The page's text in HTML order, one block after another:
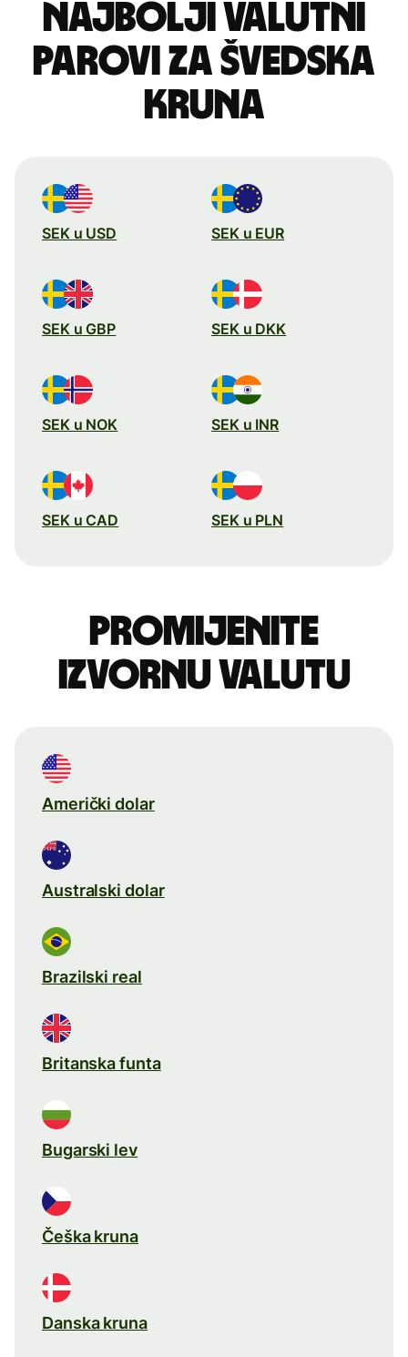
Najbolji valutni
parovi za švedska
kruna
SEK u USD SEK u EUR
SEK u GBP SEK u DKK
SEK u NOK SEK u INR
SEK u CAD SEK u PLN
Promijenite
izvornu valutu
Američki dolar
Australski dolar
Brazilski real
Britanska funta
Bugarski lev
Češka kruna
Danska kruna